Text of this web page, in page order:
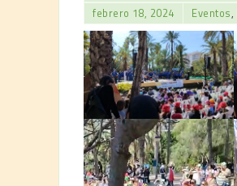
febrero 18, 2024
Eventos,